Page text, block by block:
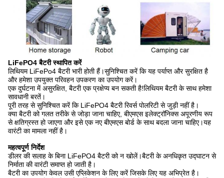
LiFePO4 बैटरी स्थापित करें
लिथियम LiFePo4 बैटरी भारी होती हैं।सुनिश्चित करें कि यह पर्याप्त और सुरक्षित है
और हमेशा उपयुक्त परिवहन उपकरण का उपयोग करें।
एक दुर्घटना में असुरक्षित, बैटरी एक प्रक्षेप्य बन सकती है!लिथियम बैटरी के साथ हमेशा
सावधानी बरतें।
पूरी तरह से सुनिश्चित करें कि LiFePO4 बैटरी रिवर्स पोलरिटी से जुड़ी नहीं है।
क्या बैटरी को गलत तरीके से जोड़ा जाना चाहिए, बीएमएस इलेक्ट्रॉनिक्स अपूरणीय रूप
से क्षतिग्रस्त हो जाएगा और इसे एक नए बीएमएस बोर्ड के साथ बदला जाना चाहिए।यह
वारंटी का मामला नहीं है।
महत्वपूर्ण निर्देश
डीलर की सलाह के बिना LiFePO4 बैटरी को न खोलें।बैटरी के अनधिकृत उद्घाटन से
निर्माता की वारंटी समाप्त हो जाती है।
बैटरी का उपयोग केवल उसी एप्लिकेशन के लिए करें जिसके लिए यह अभिप्रेत है।